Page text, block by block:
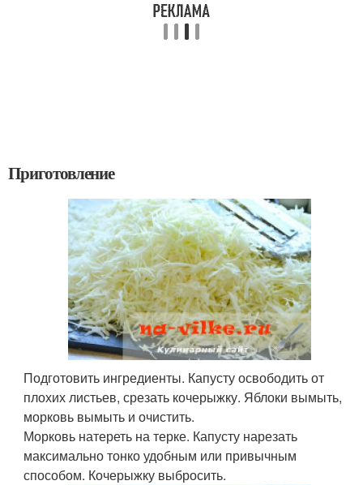
Приготовление
Подготовить ингредиенты. Капусту освободить от
плохих листьев, срезать кочерыжку. Яблоки вымыть,
морковь вымыть и очистить.
Морковь натереть на терке. Капусту нарезать
максимально тонко удобным или привычным
способом. Кочерыжку выбросить.